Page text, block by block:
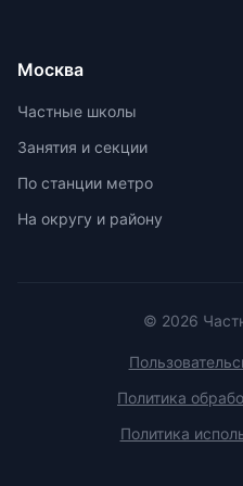
Москва
Частные школы
Занятия и секции
По станции метро
На округу и району
© 2026
Политика
Политика